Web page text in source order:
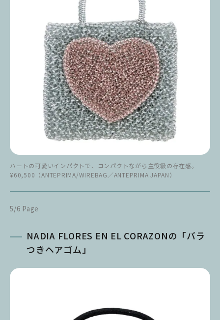
ハートの可愛いインパクトで、コンパクトながら主役級の存在感。
¥60,500（ANTEPRIMA/WIREBAG／ANTEPRIMA JAPAN）
5/6 Page
NADIA FLORES EN EL CORAZONの「バラ
つきヘアゴム」